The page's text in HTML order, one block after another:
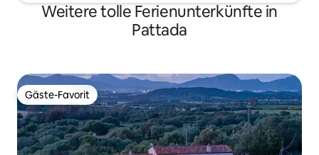
Weitere tolle Ferienunterkünfte in
Pattada
Gäste-Favorit
Gäste-Favorit